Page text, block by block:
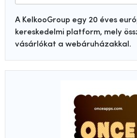
A KelkooGroup egy 20 éves
kereskedelmi platform, mely
vásárlókat a webáruházakkal.